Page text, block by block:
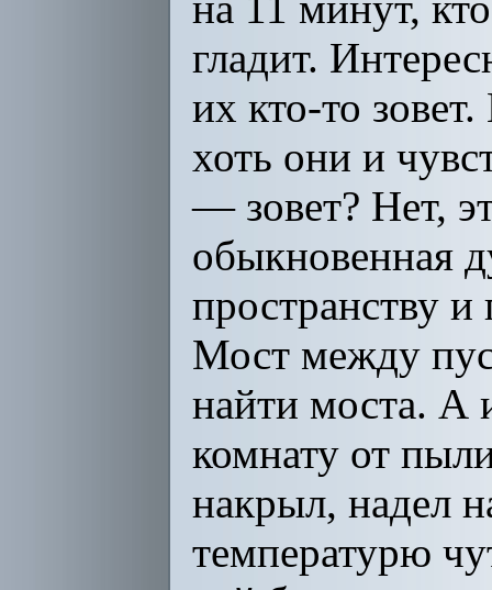
гладит.
их кто-то
хоть они и
— зовет? Нет,
обыкновенная
пространству и
Мост между
найти моста. А
комнату от
накрыл, надел
температурю